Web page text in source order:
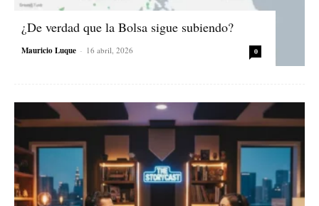
¿De verdad que la Bolsa sigue subiendo?
Mauricio Luque - 16 abril, 2026 0